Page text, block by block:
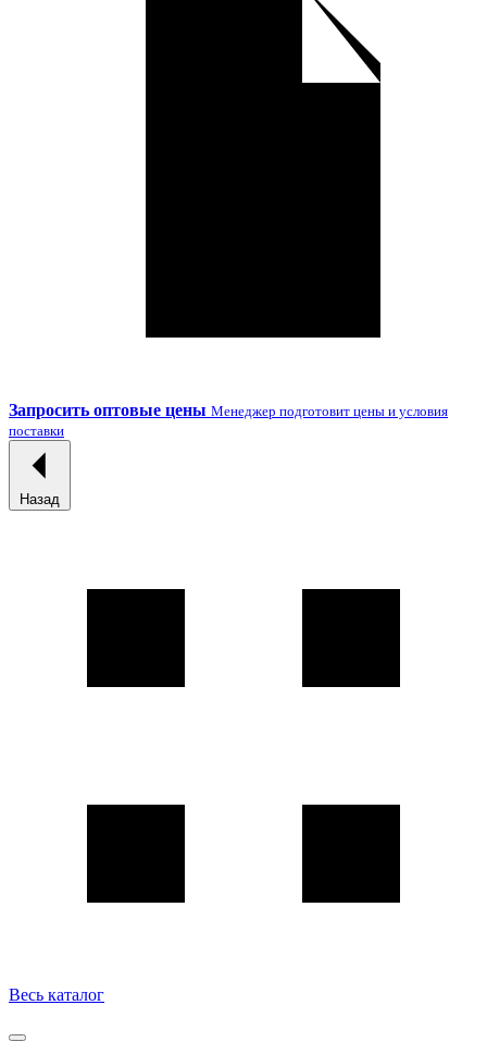
Запросить оптовые цены Менеджер подготовит цены и условия
поставки
Назад
Весь каталог